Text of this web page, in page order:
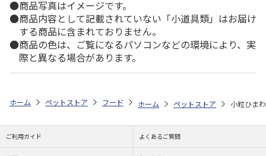
商品写真はイメージです。
商品内容として記載されていない「小道具類」はお届け
する商品に含まれておりません。
商品の色は、ご覧になるパソコンなどの環境により、実
際と異なる場合があります。
ホーム ペットストア フード フード（小動物用） リス 小粒
ホーム ペットストア 小粒ひま
ご利用ガイド よくあるご質問